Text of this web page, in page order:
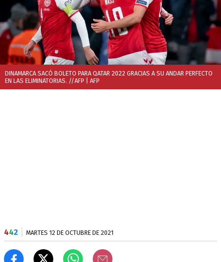
DINAMARCA SACÓ BOLETO PARA QATAR 2022 GRACIAS A SU ANDAR PERFECTO
EN LAS ELIMINATORIAS. //AFP | AFP
442 MARTES 12 DE OCTUBRE DE 2021